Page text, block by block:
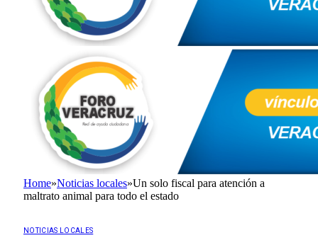
Home»Noticias locales»Un solo fiscal para atención a
maltrato animal para todo el estado
NOTICIAS LOCALES